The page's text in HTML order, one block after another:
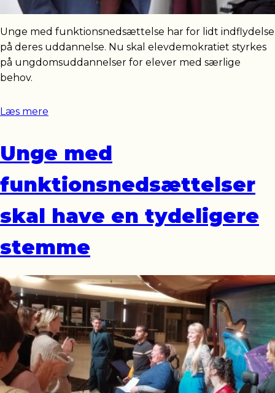
Unge med funktionsnedsættelse har for lidt indflydelse
på deres uddannelse. Nu skal elevdemokratiet styrkes
på ungdomsuddannelser for elever med særlige
behov.
Læs mere
Unge med
funktionsnedsættelser
skal have en tydeligere
stemme